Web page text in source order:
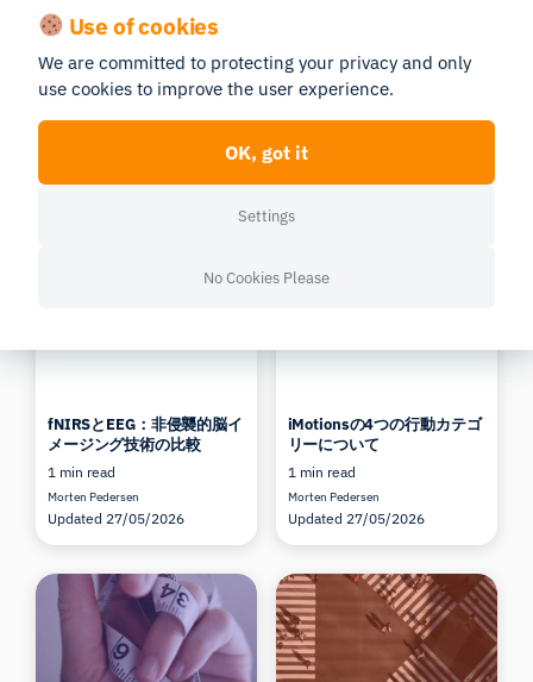
Follow our newsletter to get the latest insights
and events send to your inbox.
Sign up to newsletter
fNIRSとEEG：非侵襲的脳イ
メージング技術の比較
1 min read
Morten Pedersen
Updated 27/05/2026
iMotionsの4つの行動カテゴ
リーについて
1 min read
Morten Pedersen
Updated 27/05/2026
Use of cookies
We are committed to protecting your privacy and only
use cookies to improve the user experience.
OK, got it
Settings
No Cookies Please